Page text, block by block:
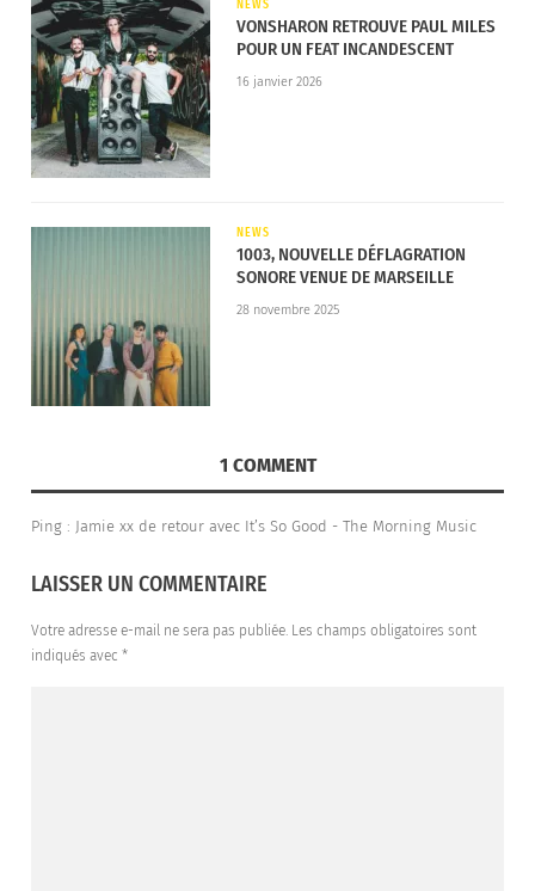
LA NOUVELLE VAGUE
Warmduscher – The Psychotic Monks
JEUDI 17 AOÛT
Aoife Nessa Frances
LE FORT DE SAINT-PÈRE
M83 – King Gizzard & The Lizard Wizard – Viagra
Boys – Dry Cleaning – Gilla Band – Special Interest
– Jonathan Personne
Marie Davidson (DJ Set)
LA PLAGE ARTE CONCERT
LE FORT DE SAINT-PÈRE
The Black Angels – Yo La Tengo -Osees – Young
Fathers – clipping. – Billy Nomates – Deena
NEWS
VONSHARON RETROUVE PAUL MILES
POUR UN FEAT INCANDESCENT
16 janvier 2026
NEWS
1003, NOUVELLE DÉFLAGRATION
SONORE VENUE DE MARSEILLE
28 novembre 2025
1 COMMENT
Ping : Jamie xx de retour avec It’s So Good - The Morning Music
LAISSER UN COMMENTAIRE
Votre adresse e-mail ne sera pas publiée. Les champs obligatoires sont
indiqués avec *